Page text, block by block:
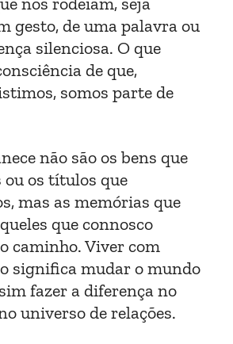
gesto, de uma palavra ou
silenciosa. O que
de que,
somos parte de
não são os bens que
os títulos que
mas as memórias que
que connosco
caminho. Viver com
significa mudar o mundo
fazer a diferença no
universo de relações.